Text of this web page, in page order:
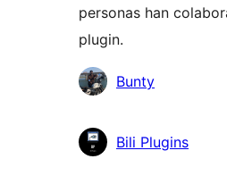
personas han
plugin.
Colaboradores
Bunty
Bili Plugins